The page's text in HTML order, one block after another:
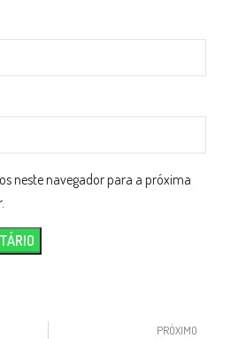
neste navegador para a próxima
PRÓXIMO